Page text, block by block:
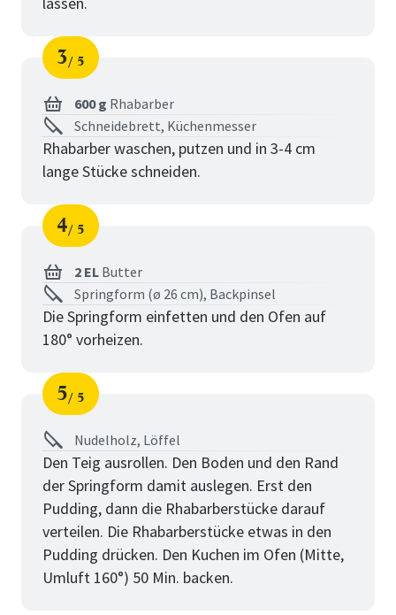
Schritt
3
von
5
600 g Rhabarber
Schneidebrett, Küchenmesser
Rhabarber waschen, putzen und in 3-4 cm
lange Stücke schneiden.
Schritt
4
von
5
2 EL Butter
Springform (ø 26 cm), Backpinsel
Die Springform einfetten und den Ofen auf
180° vorheizen.
Schritt
5
von
5
Nudelholz, Löffel
Den Teig ausrollen. Den Boden und den Rand
der Springform damit auslegen. Erst den
Pudding, dann die Rhabarberstücke darauf
verteilen. Die Rhabarberstücke etwas in den
Pudding drücken. Den Kuchen im Ofen (Mitte,
Umluft 160°) 50 Min. backen.